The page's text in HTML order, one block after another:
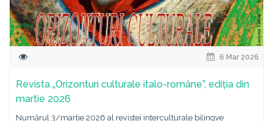
6 Mar 2026
Revista „Orizonturi culturale italo-române”, ediția din
martie 2026
Numărul 3/martie 2026 al revistei interculturale bilingve